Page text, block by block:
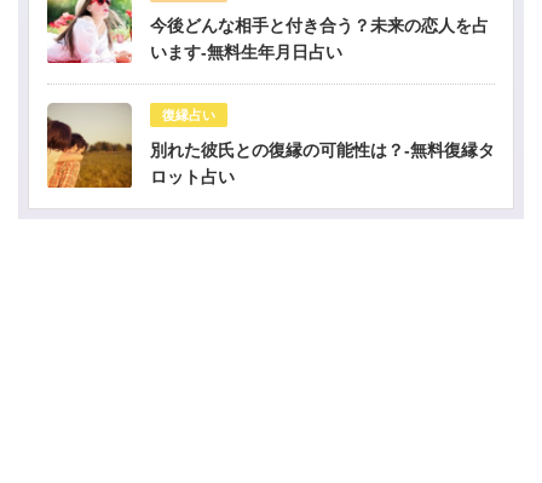
今後どんな相手と付き合う？未来の恋人を占
います-無料生年月日占い
復縁占い
別れた彼氏との復縁の可能性は？-無料復縁タ
ロット占い